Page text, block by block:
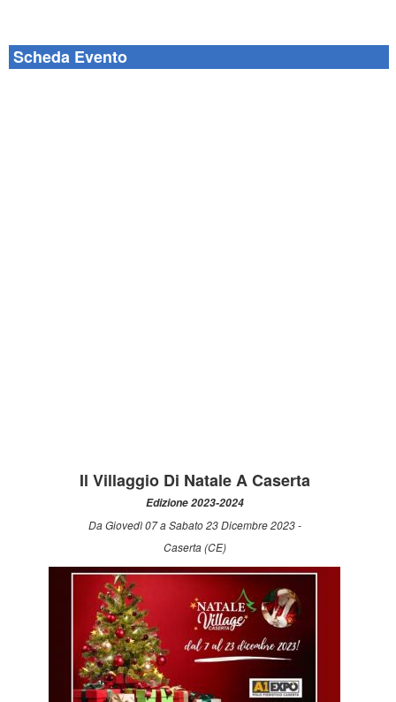
Scheda Evento
Il Villaggio Di Natale A Caserta
Edizione 2023-2024
Da Giovedì 07 a Sabato 23 Dicembre 2023 -
Caserta (CE)